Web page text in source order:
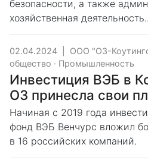
безопасности, а также
хозяйственная деятельность..
02.04.2024 ООО "О3-
общество · Промышленность
Инвестиция ВЭБ в
О3 принесла свои
Начиная с 2019 года
фонд ВЭБ Венчурс вложил
в 16 российских компаний.